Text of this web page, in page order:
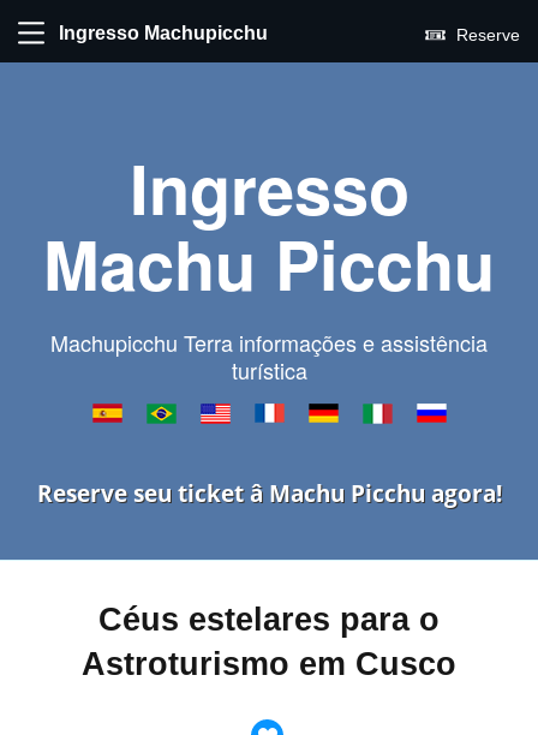
Ingresso Machupicchu Reserve
Ingresso
Machu Picchu
Machupicchu Terra informações e assistência
turística
Reserve seu ticket â Machu Picchu agora!
Céus estelares para o
Astroturismo em Cusco